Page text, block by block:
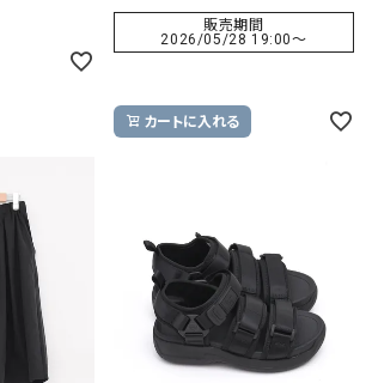
販売期間
2026/05/28 19:00〜
カートに入れる